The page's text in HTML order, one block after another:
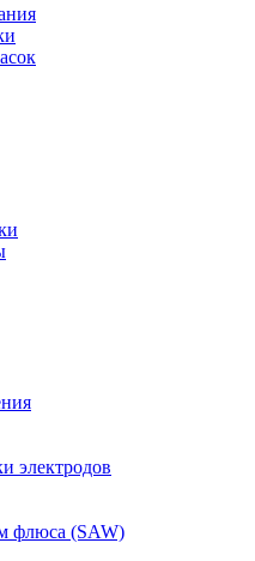
электродов
флюса (SAW)